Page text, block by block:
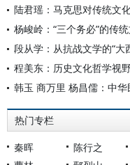
陆君瑶：马克思对传统文
杨峻岭：“三个务必”的传
程美东：历史文化哲学视
热门专栏
秦晖 陈行之